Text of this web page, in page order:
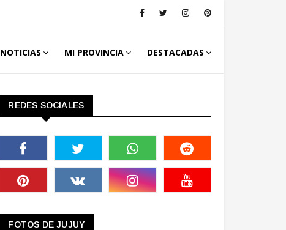
NOTICIAS MI PROVINCIA DESTACADAS
REDES SOCIALES
FOTOS DE JUJUY